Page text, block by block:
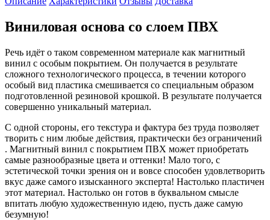
Виниловая основа со слоем ПВХ
Речь идёт о таком современном материале как магнитный
винил с особым покрытием. Он получается в результате
сложного технологического процесса, в течении которого
особый вид пластика смешивается со специальным образом
подготовленной резиновой крошкой. В результате получается
совершенно уникальный материал.
С одной стороны, его текстура и фактура без труда позволяет
творить с ним любые действия, практически без ограничений
. Магнитный винил с покрытием ПВХ может приобретать
самые разнообразные цвета и оттенки! Мало того, с
эстетической точки зрения он и вовсе способен удовлетворить
вкус даже самого изысканного эксперта! Настолько пластичен
этот материал. Настолько он готов в буквальном смысле
впитать любую художественную идею, пусть даже самую
безумную!